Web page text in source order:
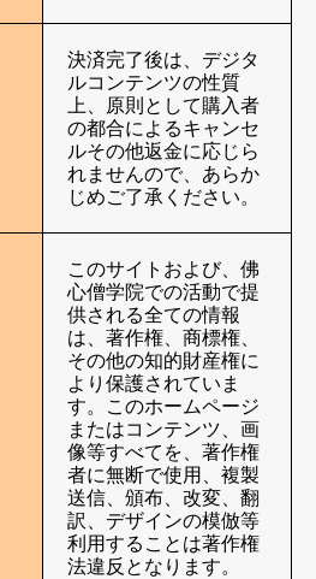
決済完了後は、デジタ
ルコンテンツの性質
上、原則として購入者
の都合によるキャンセ
ルその他返金に応じら
れませんので、あらか
じめご了承ください。
このサイトおよび、佛
心僧学院での活動で提
供される全ての情報
は、著作権、商標権、
その他の知的財産権に
より保護されていま
す。このホームページ
またはコンテンツ、画
像等すべてを、著作権
者に無断で使用、複製
送信、頒布、改変、翻
訳、デザインの模倣等
利用することは著作権
法違反となります。